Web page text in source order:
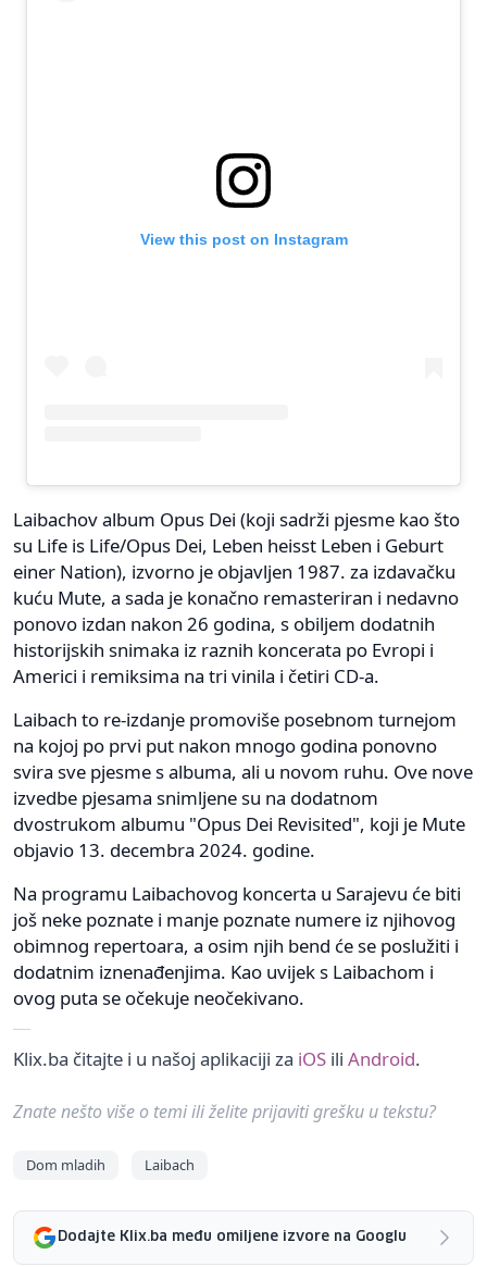
View this post on Instagram
Laibachov album Opus Dei (koji sadrži pjesme kao što
su Life is Life/Opus Dei, Leben heisst Leben i Geburt
einer Nation), izvorno je objavljen 1987. za izdavačku
kuću Mute, a sada je konačno remasteriran i nedavno
ponovo izdan nakon 26 godina, s obiljem dodatnih
historijskih snimaka iz raznih koncerata po Evropi i
Americi i remiksima na tri vinila i četiri CD-a.
Laibach to re-izdanje promoviše posebnom turnejom
na kojoj po prvi put nakon mnogo godina ponovno
svira sve pjesme s albuma, ali u novom ruhu. Ove nove
izvedbe pjesama snimljene su na dodatnom
dvostrukom albumu "Opus Dei Revisited", koji je Mute
objavio 13. decembra 2024. godine.
Na programu Laibachovog koncerta u Sarajevu će biti
još neke poznate i manje poznate numere iz njihovog
obimnog repertoara, a osim njih bend će se poslužiti i
dodatnim iznenađenjima. Kao uvijek s Laibachom i
ovog puta se očekuje neočekivano.
Klix.ba čitajte i u našoj aplikaciji za iOS ili Android.
Znate nešto više o temi ili želite prijaviti grešku u tekstu?
Dom mladih Laibach
Dodajte Klix.ba među omiljene izvore na Googlu